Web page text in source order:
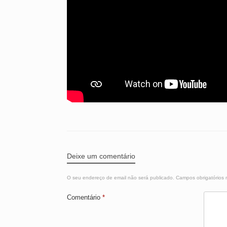
Deixe um comentário
O seu endereço de email não será publicado. Campos obrigatórios
Comentário *